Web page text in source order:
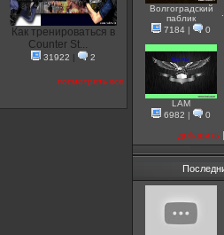
Как тренироваться в
Counter St...
31922 | 2
посмотреть все
Волгоградский
паблик
7184 | 0
LAM
6982 | 0
добавить |